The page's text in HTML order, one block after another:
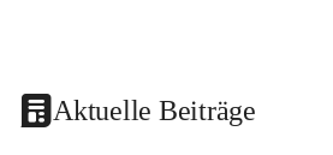
Aktuelle Beiträge